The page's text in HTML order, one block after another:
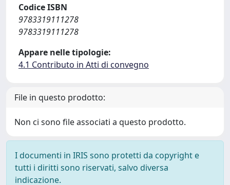
Codice ISBN
9783319111278
9783319111278
Appare nelle tipologie:
4.1 Contributo in Atti di convegno
File in questo prodotto:
Non ci sono file associati a questo prodotto.
I documenti in IRIS sono protetti da copyright e
tutti i diritti sono riservati, salvo diversa
indicazione.